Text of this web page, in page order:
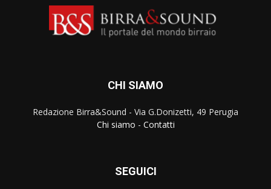
CHI SIAMO
Redazione Birra&Sound - Via G.Donizetti, 49 Perugia
Chi siamo - Contatti
SEGUICI